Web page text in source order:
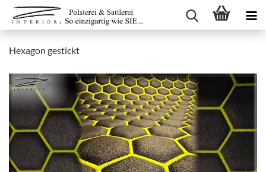
Hexagon gestickt